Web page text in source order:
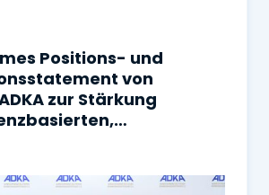
Positions- und
von
zur Stärkung